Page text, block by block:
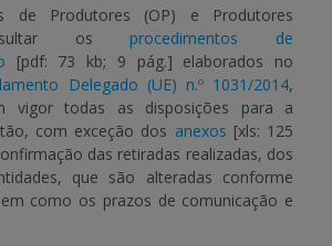
de Produtores (OP) e Produtores
os procedimentos de
[pdf: 73 kb; 9 pág.] elaborados no
Delegado (UE) n.º 1031/2014,
vigor todas as disposições para a
com exceção dos anexos [xls: 125
das retiradas realizadas, dos
que são alteradas conforme
como os prazos de comunicação e